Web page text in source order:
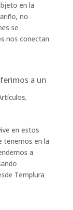
en la
no
se
nos conectan
a un
,
en estos
tenemos en la
a
Templura